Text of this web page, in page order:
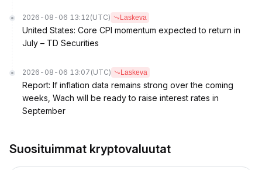
2026-08-06 13:12 (UTC) Laskeva
United States: Core CPI momentum expected to return in
July – TD Securities
2026-08-06 13:07 (UTC) Laskeva
Report: If inflation data remains strong over the coming
weeks, Wach will be ready to raise interest rates in
September
Suosituimmat kryptovaluutat